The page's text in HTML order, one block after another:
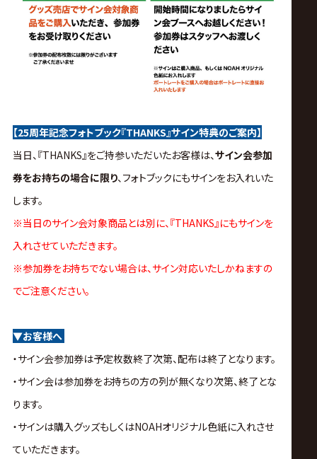
【25周年記念フォトブック『THANKS』サイン特典のご案内】
当日、『THANKS』をご持参いただいたお客様は、サイン会参加
券をお持ちの場合に限り、フォトブックにもサインをお入れいた
します。
※当日のサイン会対象商品とは別に、『THANKS』にもサインを
入れさせていただきます。
※参加券をお持ちでない場合は、サイン対応いたしかねますの
でご注意ください。
▼お客様へ
・サイン会参加券は予定枚数終了次第、配布は終了となります。
・サイン会は参加券をお持ちの方の列が無くなり次第、終了とな
ります。
・サインは購入グッズもしくはNOAHオリジナル色紙に入れさせ
ていただきます。